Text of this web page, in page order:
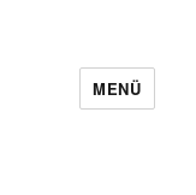
MENÜ